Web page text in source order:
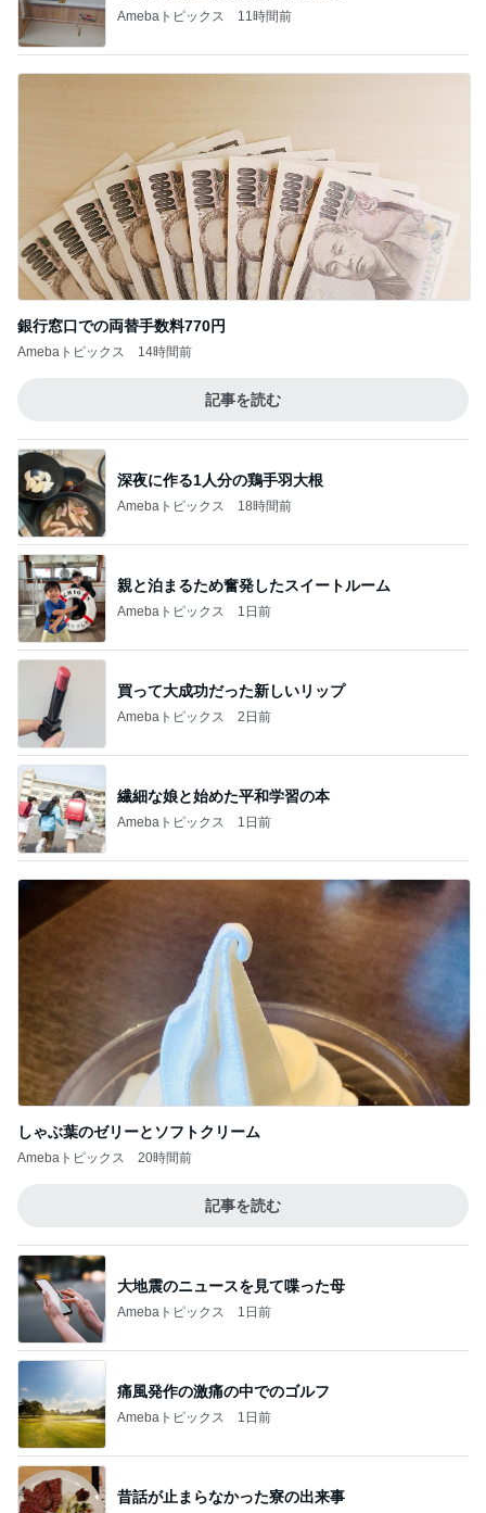
Amebaトピックス 11時間前
銀行窓口での両替手数料770円
Amebaトピックス 14時間前
記事を読む
深夜に作る1人分の鶏手羽大根
Amebaトピックス 18時間前
親と泊まるため奮発したスイートルーム
Amebaトピックス 1日前
買って大成功だった新しいリップ
Amebaトピックス 2日前
繊細な娘と始めた平和学習の本
Amebaトピックス 1日前
しゃぶ葉のゼリーとソフトクリーム
Amebaトピックス 20時間前
記事を読む
大地震のニュースを見て喋った母
Amebaトピックス 1日前
痛風発作の激痛の中でのゴルフ
Amebaトピックス 1日前
昔話が止まらなかった寮の出来事